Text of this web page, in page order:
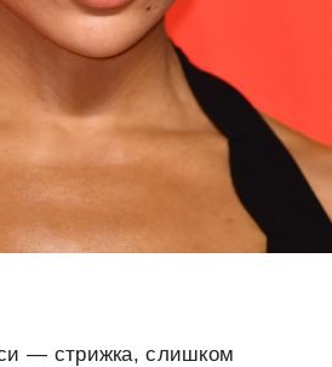
— стрижка, слишком